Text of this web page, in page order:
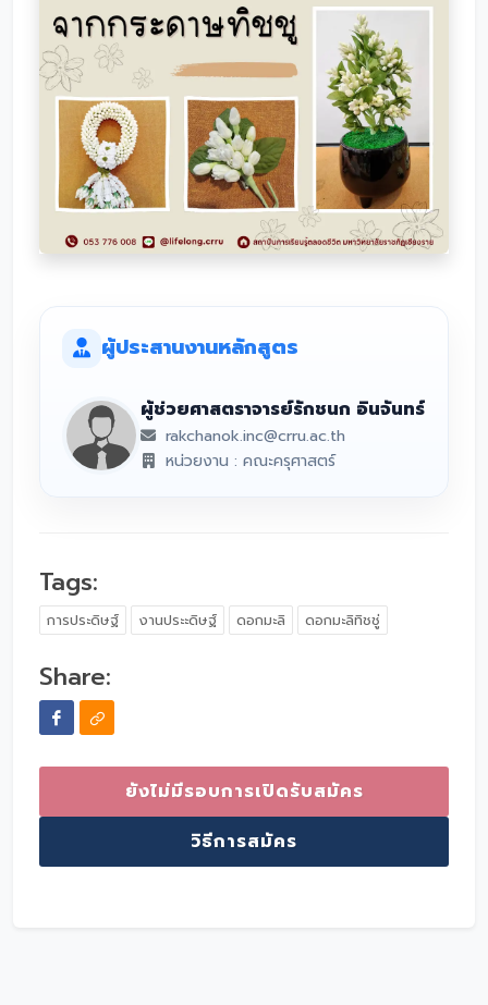
ผู้ประสานงานหลักสูตร
ผู้ช่วยศาสตราจารย์รักชนก อินจันทร์
rakchanok.inc@crru.ac.th
หน่วยงาน : คณะครุศาสตร์
Tags:
การประดิษฐ์ งานประะดิษฐ์ ดอกมะลิ ดอกมะลิทิชชู่
Share:
ยังไม่มีรอบการเปิดรับสมัคร
วิธีการสมัคร